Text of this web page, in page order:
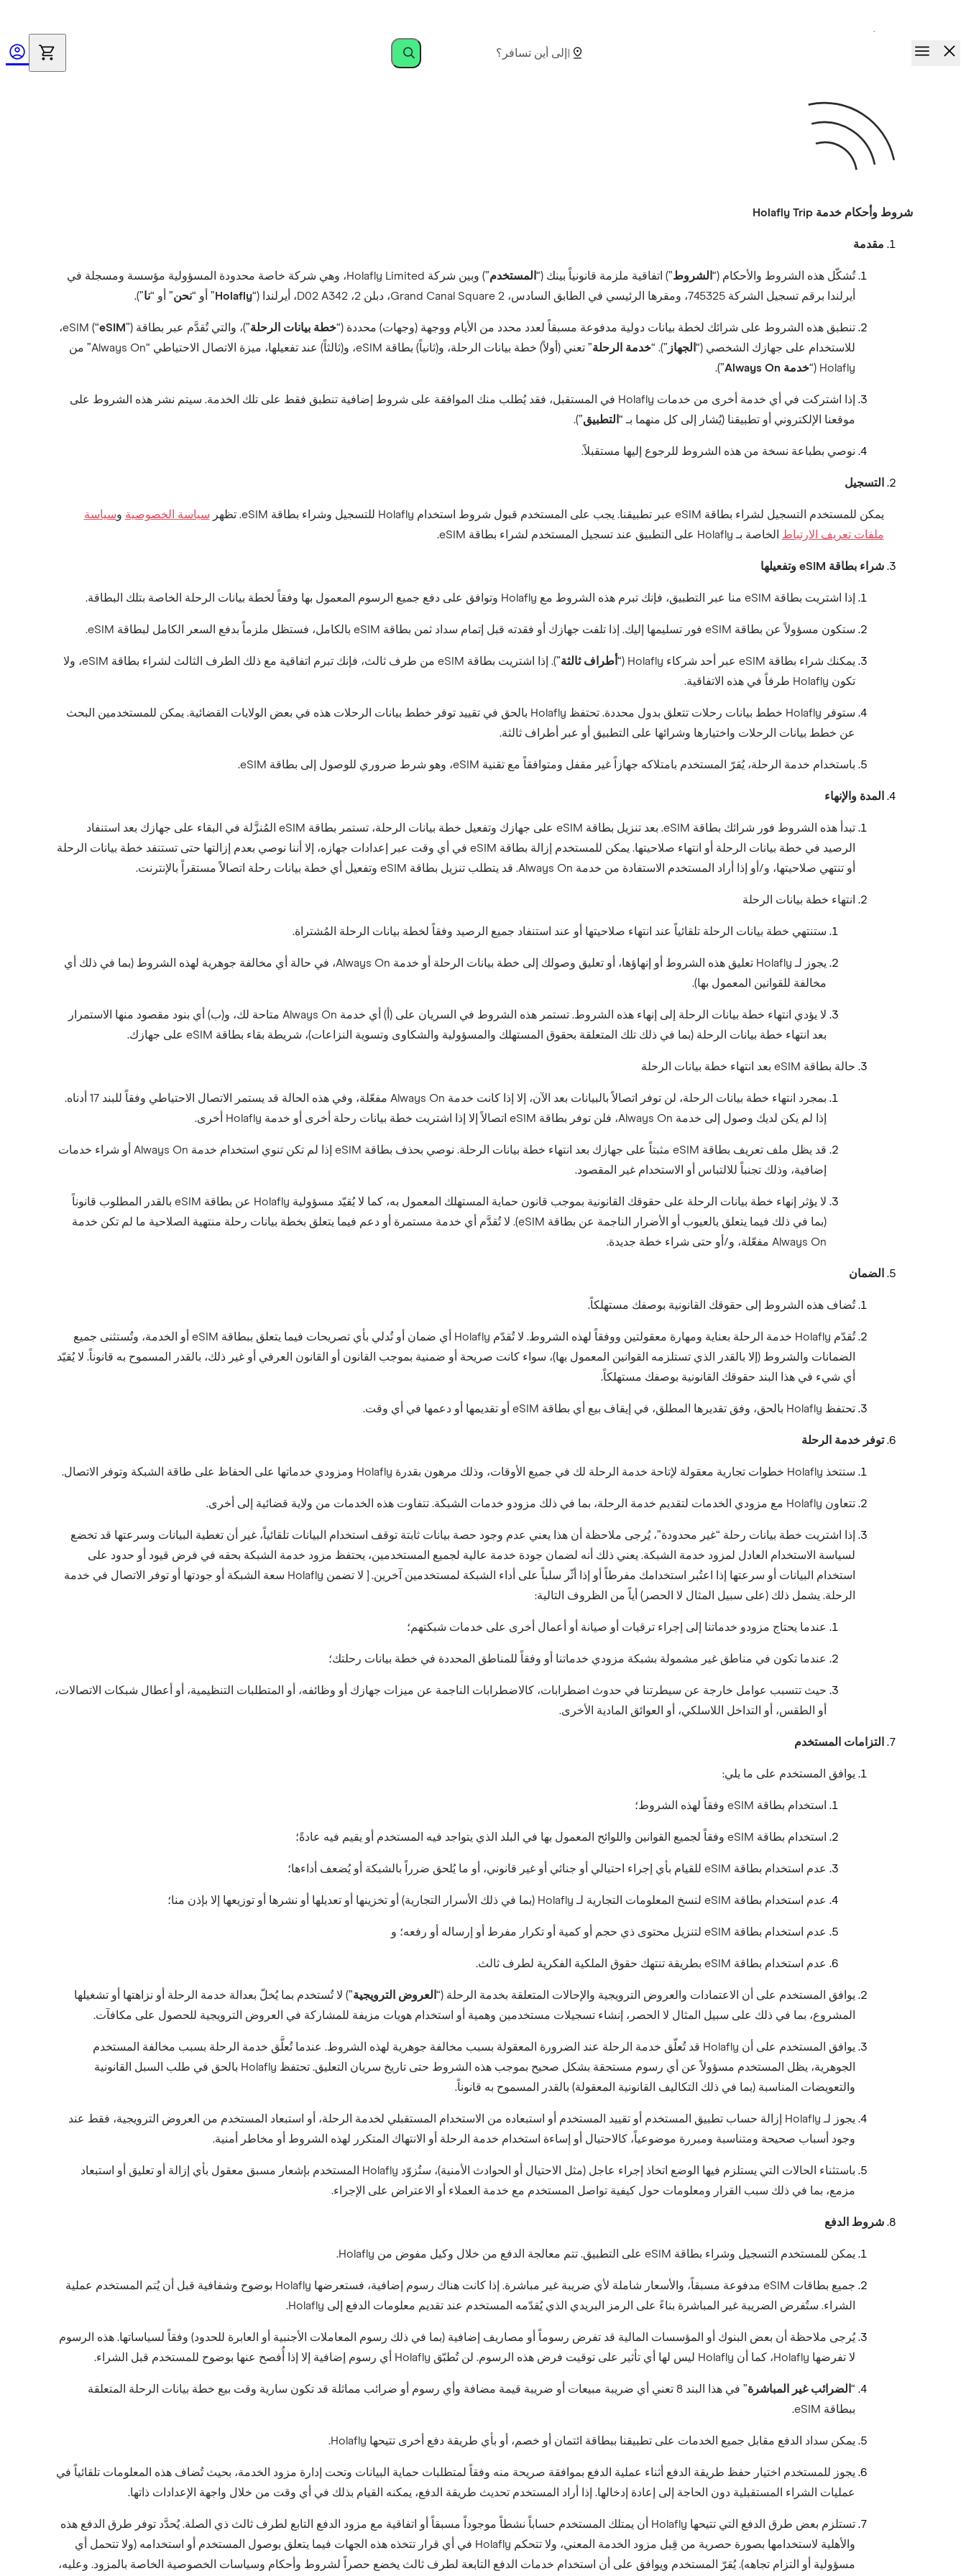
شروط وأحكام خدمة Holafly Trip
مقدمة
تُشكّل هذه الشروط والأحكام (“ الشروط”) اتفاقية ملزمة قانونياً بينك (“ المستخدم
”) وبين شركة Holafly Limited، وهي شركة خاصة محدودة المسؤولية مؤسسة ومسجلة في
أيرلندا برقم تسجيل الشركة 745325، ومقرها الرئيسي في الطابق السادس، 2 Grand Canal Square، دبلن 2، D02 A342، أيرلندا (“
Holafly ” أو “نحن” أو “نا”).
تنطبق هذه الشروط على شرائك لخطة بيانات دولية مدفوعة مسبقاً لعدد محدد من الأيام ووجهة (وجهات) محددة (“خطة بيانات الرحلة”)، والتي تُقدَّم عبر بطاقة eSIM (“ eSIM
”)،
للاستخدام على جهازك الشخصي (“ الجهاز ”). “خدمة الرحلة
” تعني (أولاً) خطة بيانات الرحلة، و(ثانياً) بطاقة eSIM، و(ثالثاً) عند تفعيلها، ميزة الاتصال الاحتياطي “Always On” من
Holafly (“
خدمة Always On ”).
إذا اشتركت في أي خدمة أخرى من خدمات Holafly في المستقبل، فقد يُطلب منك الموافقة على شروط إضافية تنطبق فقط على تلك الخدمة. سيتم نشر هذه الشروط على
موقعنا الإلكتروني أو تطبيقنا (يُشار إلى كل منهما بـ “ التطبيق”).
نوصي بطباعة نسخة من هذه الشروط للرجوع إليها مستقبلاً.
التسجيل
يمكن للمستخدم التسجيل لشراء بطاقة eSIM عبر تطبيقنا. يجب على المستخدم قبول شروط استخدام Holafly للتسجيل وشراء بطاقة eSIM. تظهر سياسة الخصوصية وسياسة
ملفات تعريف الارتباط الخاصة بـ Holafly على التطبيق عند تسجيل المستخدم لشراء بطاقة eSIM.
شراء بطاقة eSIM وتفعيلها
إذا اشتريت بطاقة eSIM منا عبر التطبيق، فإنك تبرم هذه الشروط مع Holafly وتوافق على دفع جميع الرسوم المعمول بها وفقاً لخطة بيانات الرحلة الخاصة بتلك البطاقة.
ستكون مسؤولاً عن بطاقة eSIM فور تسليمها إليك. إذا تلفت جهازك أو فقدته قبل إتمام سداد ثمن بطاقة eSIM بالكامل، فستظل ملزماً بدفع السعر الكامل لبطاقة eSIM.
يمكنك شراء بطاقة eSIM عبر أحد شركاء Holafly (“ أطراف ثالثة
”). إذا اشتريت بطاقة eSIM من طرف ثالث، فإنك تبرم اتفاقية مع ذلك الطرف الثالث لشراء بطاقة eSIM، ولا
تكون Holafly طرفاً في هذه الاتفاقية.
ستوفر Holafly خطط بيانات رحلات تتعلق بدول محددة. تحتفظ Holafly بالحق في تقييد توفر خطط بيانات الرحلات هذه في بعض الولايات القضائية. يمكن للمستخدمين البحث
عن خطط بيانات الرحلات واختيارها وشرائها على التطبيق أو عبر أطراف ثالثة.
باستخدام خدمة الرحلة، يُقرّ المستخدم بامتلاكه جهازاً غير مقفل ومتوافقاً مع تقنية eSIM، وهو شرط ضروري للوصول إلى بطاقة eSIM.
المدة والإنهاء
تبدأ هذه الشروط فور شرائك بطاقة eSIM. بعد تنزيل بطاقة eSIM على جهازك وتفعيل خطة بيانات الرحلة، تستمر بطاقة eSIM المُنزَّلة في البقاء على جهازك بعد استنفاد
الرصيد في خطة بيانات الرحلة أو انتهاء صلاحيتها. يمكن للمستخدم إزالة بطاقة eSIM في أي وقت عبر إعدادات جهازه، إلا أننا نوصي بعدم إزالتها حتى تستنفد خطة بيانات الرحلة
أو تنتهي صلاحيتها، و/أو إذا أراد المستخدم الاستفادة من خدمة Always On. قد يتطلب تنزيل بطاقة eSIM وتفعيل أي خطة بيانات رحلة اتصالاً مستقراً بالإنترنت.
انتهاء خطة بيانات الرحلة
ستنتهي خطة بيانات الرحلة تلقائياً عند انتهاء صلاحيتها أو عند استنفاد جميع الرصيد وفقاً لخطة بيانات الرحلة المُشتراة.
يجوز لـ Holafly تعليق هذه الشروط أو إنهاؤها، أو تعليق وصولك إلى خطة بيانات الرحلة أو خدمة Always On، في حالة أي مخالفة جوهرية لهذه الشروط (بما في ذلك أي
مخالفة للقوانين المعمول بها).
لا يؤدي انتهاء خطة بيانات الرحلة إلى إنهاء هذه الشروط. تستمر هذه الشروط في السريان على (أ) أي خدمة Always On متاحة لك، و(ب) أي بنود مقصود منها الاستمرار
بعد انتهاء خطة بيانات الرحلة (بما في ذلك تلك المتعلقة بحقوق المستهلك والمسؤولية والشكاوى وتسوية النزاعات)، شريطة بقاء بطاقة eSIM على جهازك.
حالة بطاقة eSIM بعد انتهاء خطة بيانات الرحلة
بمجرد انتهاء خطة بيانات الرحلة، لن توفر اتصالاً بالبيانات بعد الآن، إلا إذا كانت خدمة Always On مفعّلة، وفي هذه الحالة قد يستمر الاتصال الاحتياطي وفقاً للبند 17 أدناه.
إذا لم يكن لديك وصول إلى خدمة Always On، فلن توفر بطاقة eSIM اتصالاً إلا إذا اشتريت خطة بيانات رحلة أخرى أو خدمة Holafly أخرى.
قد يظل ملف تعريف بطاقة eSIM مثبتاً على جهازك بعد انتهاء خطة بيانات الرحلة. نوصي بحذف بطاقة eSIM إذا لم تكن تنوي استخدام خدمة Always On أو شراء خدمات
إضافية، وذلك تجنباً للالتباس أو الاستخدام غير المقصود.
لا يؤثر إنهاء خطة بيانات الرحلة على حقوقك القانونية بموجب قانون حماية المستهلك المعمول به، كما لا يُقيّد مسؤولية Holafly عن بطاقة eSIM بالقدر المطلوب قانوناً
(بما في ذلك فيما يتعلق بالعيوب أو الأضرار الناجمة عن بطاقة eSIM). لا تُقدَّم أي خدمة مستمرة أو دعم فيما يتعلق بخطة بيانات رحلة منتهية الصلاحية ما لم تكن خدمة
Always On مفعّلة، و/أو حتى شراء خطة جديدة.
الضمان
تُضاف هذه الشروط إلى حقوقك القانونية بوصفك مستهلكاً.
تُقدّم Holafly خدمة الرحلة بعناية ومهارة معقولتين ووفقاً لهذه الشروط. لا تُقدّم Holafly أي ضمان أو تُدلي بأي تصريحات فيما يتعلق ببطاقة eSIM أو الخدمة، وتُستثنى جميع
الضمانات والشروط (إلا بالقدر الذي تستلزمه القوانين المعمول بها)، سواء كانت صريحة أو ضمنية بموجب القانون أو القانون العرفي أو غير ذلك، بالقدر المسموح به قانوناً. لا يُقيّد
أي شيء في هذا البند حقوقك القانونية بوصفك مستهلكاً.
تحتفظ Holafly بالحق، وفق تقديرها المطلق، في إيقاف بيع أي بطاقة eSIM أو تقديمها أو دعمها في أي وقت.
توفر خدمة الرحلة
ستتخذ Holafly خطوات تجارية معقولة لإتاحة خدمة الرحلة لك في جميع الأوقات، وذلك مرهون بقدرة Holafly ومزودي خدماتها على الحفاظ على طاقة الشبكة وتوفر الاتصال.
تتعاون Holafly مع مزودي الخدمات لتقديم خدمة الرحلة، بما في ذلك مزودو خدمات الشبكة. تتفاوت هذه الخدمات من ولاية قضائية إلى أخرى.
إذا اشتريت خطة بيانات رحلة “غير محدودة”، يُرجى ملاحظة أن هذا يعني عدم وجود حصة بيانات ثابتة توقف استخدام البيانات تلقائياً، غير أن تغطية البيانات وسرعتها قد تخضع
لسياسة الاستخدام العادل لمزود خدمة الشبكة. يعني ذلك أنه لضمان جودة خدمة عالية لجميع المستخدمين، يحتفظ مزود خدمة الشبكة بحقه في فرض قيود أو حدود على
استخدام البيانات أو سرعتها إذا اعتُبر استخدامك مفرطاً أو إذا أثّر سلباً على أداء الشبكة لمستخدمين آخرين. [ لا تضمن Holafly سعة الشبكة أو جودتها أو توفر الاتصال في خدمة
الرحلة. يشمل ذلك (على سبيل المثال لا الحصر) أياً من الظروف التالية:
عندما يحتاج مزودو خدماتنا إلى إجراء ترقيات أو صيانة أو أعمال أخرى على خدمات شبكتهم؛
عندما تكون في مناطق غير مشمولة بشبكة مزودي خدماتنا أو وفقاً للمناطق المحددة في خطة بيانات رحلتك؛
حيث تتسبب عوامل خارجة عن سيطرتنا في حدوث اضطرابات، كالاضطرابات الناجمة عن ميزات جهازك أو وظائفه، أو المتطلبات التنظيمية، أو أعطال شبكات الاتصالات،
أو الطقس، أو التداخل اللاسلكي، أو العوائق المادية الأخرى.
التزامات المستخدم
يوافق المستخدم على ما يلي:
استخدام بطاقة eSIM وفقاً لهذه الشروط؛
استخدام بطاقة eSIM وفقاً لجميع القوانين واللوائح المعمول بها في البلد الذي يتواجد فيه المستخدم أو يقيم فيه عادةً؛
عدم استخدام بطاقة eSIM للقيام بأي إجراء احتيالي أو جنائي أو غير قانوني، أو ما يُلحق ضرراً بالشبكة أو يُضعف أداءها؛
عدم استخدام بطاقة eSIM لنسخ المعلومات التجارية لـ Holafly (بما في ذلك الأسرار التجارية) أو تخزينها أو تعديلها أو نشرها أو توزيعها إلا بإذن منا؛
عدم استخدام بطاقة eSIM لتنزيل محتوى ذي حجم أو كمية أو تكرار مفرط أو إرساله أو رفعه؛ و
عدم استخدام بطاقة eSIM بطريقة تنتهك حقوق الملكية الفكرية لطرف ثالث.
يوافق المستخدم على أن الاعتمادات والعروض الترويجية والإحالات المتعلقة بخدمة الرحلة (“ العروض الترويجية”) لا تُستخدم بما يُخلّ بعدالة خدمة الرحلة أو نزاهتها أو تشغيلها
المشروع، بما في ذلك على سبيل المثال لا الحصر، إنشاء تسجيلات مستخدمين وهمية أو استخدام هويات مزيفة للمشاركة في العروض الترويجية للحصول على مكافآت.
يوافق المستخدم على أن Holafly قد تُعلّق خدمة الرحلة عند الضرورة المعقولة بسبب مخالفة جوهرية لهذه الشروط. عندما تُعلَّق خدمة الرحلة بسبب مخالفة المستخدم
الجوهرية، يظل المستخدم مسؤولاً عن أي رسوم مستحقة بشكل صحيح بموجب هذه الشروط حتى تاريخ سريان التعليق. تحتفظ Holafly بالحق في طلب السبل القانونية
والتعويضات المناسبة (بما في ذلك التكاليف القانونية المعقولة) بالقدر المسموح به قانوناً.
يجوز لـ Holafly إزالة حساب تطبيق المستخدم أو تقييد المستخدم أو استبعاده من الاستخدام المستقبلي لخدمة الرحلة، أو استبعاد المستخدم من العروض الترويجية، فقط عند
وجود أسباب صحيحة ومتناسبة ومبررة موضوعياً، كالاحتيال أو إساءة استخدام خدمة الرحلة أو الانتهاك المتكرر لهذه الشروط أو مخاطر أمنية.
باستثناء الحالات التي يستلزم فيها الوضع اتخاذ إجراء عاجل (مثل الاحتيال أو الحوادث الأمنية)، ستُزوّد Holafly المستخدم بإشعار مسبق معقول بأي إزالة أو تعليق أو استبعاد
مزمع، بما في ذلك سبب القرار ومعلومات حول كيفية تواصل المستخدم مع خدمة العملاء أو الاعتراض على الإجراء.
شروط الدفع
يمكن للمستخدم التسجيل وشراء بطاقة eSIM على التطبيق. تتم معالجة الدفع من خلال وكيل مفوض من Holafly.
جميع بطاقات eSIM مدفوعة مسبقاً، والأسعار شاملة لأي ضريبة غير مباشرة. إذا كانت هناك رسوم إضافية، فستعرضها Holafly بوضوح وشفافية قبل أن يُتم المستخدم عملية
الشراء. ستُفرض الضريبة غير المباشرة بناءً على الرمز البريدي الذي يُقدّمه المستخدم عند تقديم معلومات الدفع إلى Holafly.
يُرجى ملاحظة أن بعض البنوك أو المؤسسات المالية قد تفرض رسوماً أو مصاريف إضافية (بما في ذلك رسوم المعاملات الأجنبية أو العابرة للحدود) وفقاً لسياساتها. هذه الرسوم
لا تفرضها Holafly، كما أن Holafly ليس لها أي تأثير على توقيت فرض هذه الرسوم. لن تُطبّق Holafly أي رسوم إضافية إلا إذا أُفصح عنها بوضوح للمستخدم قبل الشراء.
“ الضرائب غير المباشرة
” في هذا البند 8 تعني أي ضريبة مبيعات أو ضريبة قيمة مضافة وأي رسوم أو ضرائب مماثلة قد تكون سارية وقت بيع خطة بيانات الرحلة المتعلقة
ببطاقة eSIM.
يمكن سداد الدفع مقابل جميع الخدمات على تطبيقنا ببطاقة ائتمان أو خصم، أو بأي طريقة دفع أخرى تتيحها Holafly.
يجوز للمستخدم اختيار حفظ طريقة الدفع أثناء عملية الدفع بموافقة صريحة منه وفقاً لمتطلبات حماية البيانات وتحت إدارة مزود الخدمة، بحيث تُضاف هذه المعلومات تلقائياً في
عمليات الشراء المستقبلية دون الحاجة إلى إعادة إدخالها. إذا أراد المستخدم تحديث طريقة الدفع، يمكنه القيام بذلك في أي وقت من خلال واجهة الإعدادات ذاتها.
تستلزم بعض طرق الدفع التي تتيحها Holafly أن يمتلك المستخدم حساباً نشطاً موجوداً مسبقاً أو اتفاقية مع مزود الدفع التابع لطرف ثالث ذي الصلة. يُحدَّد توفر طرق الدفع هذه
والأهلية لاستخدامها بصورة حصرية من قِبل مزود الخدمة المعني، ولا تتحكم Holafly في أي قرار تتخذه هذه الجهات فيما يتعلق بوصول المستخدم أو استخدامه (ولا تتحمل أي
مسؤولية أو التزام تجاهه). يُقرّ المستخدم ويوافق على أن استخدام خدمات الدفع التابعة لطرف ثالث يخضع حصراً لشروط وأحكام وسياسات الخصوصية الخاصة بالمزود. وعليه،